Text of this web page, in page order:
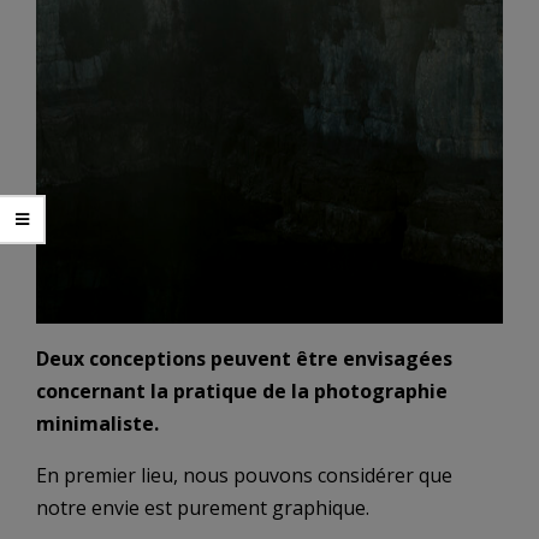
Deux conceptions peuvent être envisagées
concernant la pratique de la photographie
minimaliste.
En premier lieu, nous pouvons considérer que
notre envie est purement graphique.